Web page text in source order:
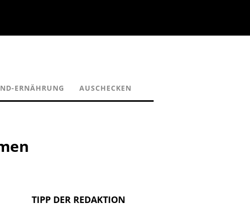
ERNÄHRUNG AUSCHECKEN
TIPP DER REDAKTION